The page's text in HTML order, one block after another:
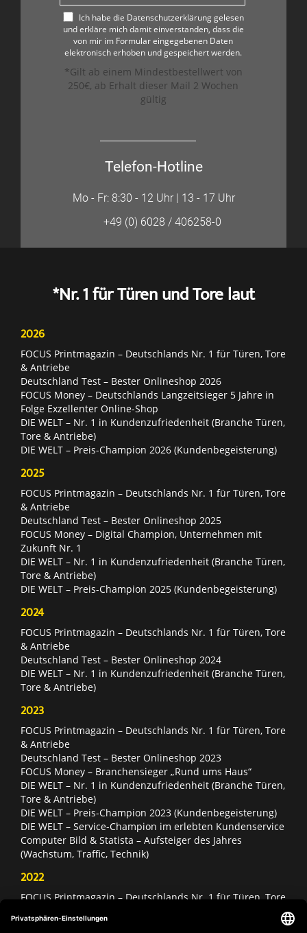
Ich habe die Datenschutzerklärung gelesen
und erkläre mich damit einverstanden, dass die
von mir im Formular eingegebenen Daten
elektronisch erhoben und gespeichert werden.
*Gilt ab einem Mindestbestellwert von
250€, ab Erhalt dieser Mail 2 Wochen
gültig
Telefon-Hotline
Mo - Fr: 8:30 - 12 Uhr | 13 - 17 Uhr
+49 (0) 6028 / 406258-0
*Nr. 1 für Türen und Tore laut
2026
FOCUS Printmagazin – Deutschlands Nr. 1 für Türen, Tore
& Antriebe
Deutschland Test – Bester Onlineshop 2026
FOCUS Money – Deutschlands Langzeitsieger 5 Jahre in
Folge Exzellenter Online-Shop
DIE WELT – Nr. 1 in Kundenzufriedenheit (Branche Türen,
Tore & Antriebe)
DIE WELT – Preis-Champion 2026 (Kundenbegeisterung)
2025
FOCUS Printmagazin – Deutschlands Nr. 1 für Türen, Tore
& Antriebe
Deutschland Test – Bester Onlineshop 2025
FOCUS Money – Digital Champion, Unternehmen mit
Zukunft Nr. 1
DIE WELT – Nr. 1 in Kundenzufriedenheit (Branche Türen,
Tore & Antriebe)
DIE WELT – Preis-Champion 2025 (Kundenbegeisterung)
2024
FOCUS Printmagazin – Deutschlands Nr. 1 für Türen, Tore
& Antriebe
Deutschland Test – Bester Onlineshop 2024
DIE WELT – Nr. 1 in Kundenzufriedenheit (Branche Türen,
Tore & Antriebe)
2023
FOCUS Printmagazin – Deutschlands Nr. 1 für Türen, Tore
& Antriebe
Deutschland Test – Bester Onlineshop 2023
FOCUS Money – Branchensieger „Rund ums Haus“
DIE WELT – Nr. 1 in Kundenzufriedenheit (Branche Türen,
Tore & Antriebe)
DIE WELT – Preis-Champion 2023 (Kundenbegeisterung)
DIE WELT – Service-Champion im erlebten Kundenservice
Computer Bild & Statista – Aufsteiger des Jahres
(Wachstum, Traffic, Technik)
2022
FOCUS Printmagazin – Deutschlands Nr. 1 für Türen, Tore
Deutschland Test – Bester Onlineshop 2022